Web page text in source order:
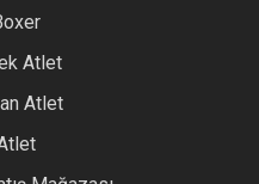
Atlet
Atlet